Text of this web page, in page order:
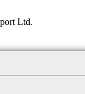
Ltd.